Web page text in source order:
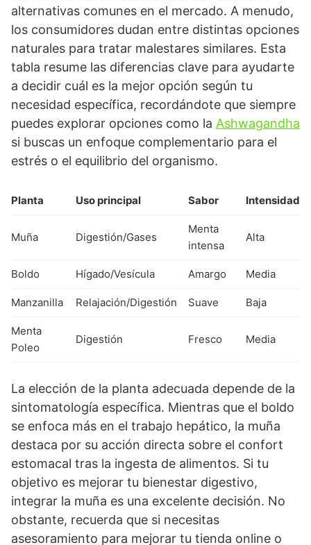
alternativas comunes en el mercado. A menudo,
los consumidores dudan entre distintas opciones
naturales para tratar malestares similares. Esta
tabla resume las diferencias clave para ayudarte
a decidir cuál es la mejor opción según tu
necesidad específica, recordándote que siempre
puedes explorar opciones como la Ashwagandha
si buscas un enfoque complementario para el
estrés o el equilibrio del organismo.
Planta Uso principal Sabor Intensidad
Muña Digestión/Gases
Menta
intensa
Alta
Boldo Hígado/Vesícula Amargo Media
Manzanilla Relajación/Digestión Suave Baja
Menta
Poleo
Digestión Fresco Media
La elección de la planta adecuada depende de la
sintomatología específica. Mientras que el boldo
se enfoca más en el trabajo hepático, la muña
destaca por su acción directa sobre el confort
estomacal tras la ingesta de alimentos. Si tu
objetivo es mejorar tu bienestar digestivo,
integrar la muña es una excelente decisión. No
obstante, recuerda que si necesitas
asesoramiento para mejorar tu tienda online o